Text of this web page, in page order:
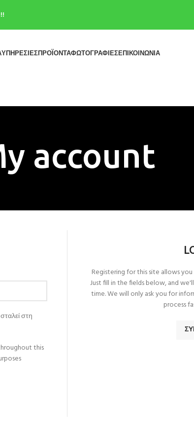
ΥΠΗΡΕΣΙΕΣΠΡΟΪΟΝΤΑΦΩΤΟΓΡΑΦΙΕΣΕΠΙΚΟΙΝΩΝΙΑ
account
στη
this
Registering for this site allows
Just fill in the fields below, and
time. We will only ask you for
process